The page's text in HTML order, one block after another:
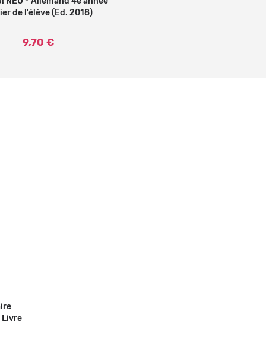
de l'élève (Ed. 2018)
9,70 €
Livre